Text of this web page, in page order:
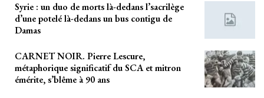
Syrie : un duo de morts là-dedans l’sacrilège
d’une potelé là-dedans un bus contigu de
Damas
CARNET NOIR. Pierre Lescure,
métaphorique significatif du SCA et mitron
émérite, s’blême à 90 ans